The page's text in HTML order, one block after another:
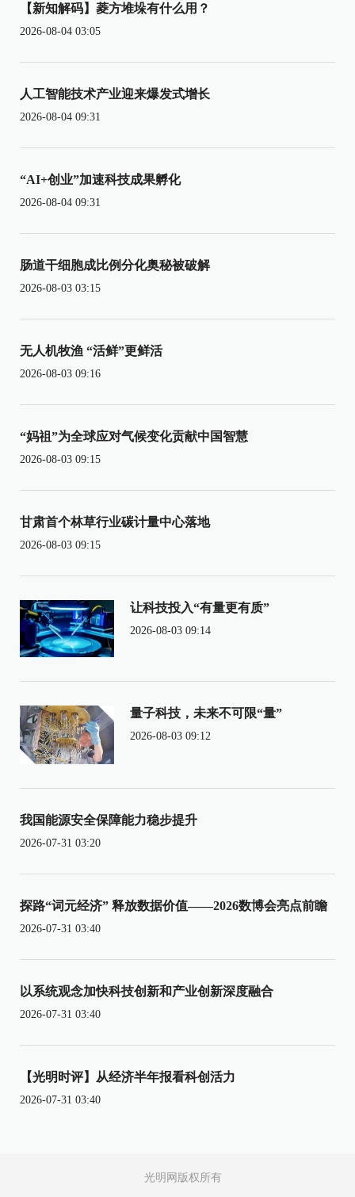
【新知解码】菱方堆垛有什么用？
2026-08-04 03:05
人工智能技术产业迎来爆发式增长
2026-08-04 09:31
“AI+创业”加速科技成果孵化
2026-08-04 09:31
肠道干细胞成比例分化奥秘被破解
2026-08-03 03:15
无人机牧渔 “活鲜”更鲜活
2026-08-03 09:16
“妈祖”为全球应对气候变化贡献中国智慧
2026-08-03 09:15
甘肃首个林草行业碳计量中心落地
2026-08-03 09:15
让科技投入“有量更有质”
2026-08-03 09:14
量子科技，未来不可限“量”
2026-08-03 09:12
我国能源安全保障能力稳步提升
2026-07-31 03:20
探路“词元经济” 释放数据价值——2026数博会亮点前瞻
2026-07-31 03:40
以系统观念加快科技创新和产业创新深度融合
2026-07-31 03:40
【光明时评】从经济半年报看科创活力
2026-07-31 03:40
光明网版权所有